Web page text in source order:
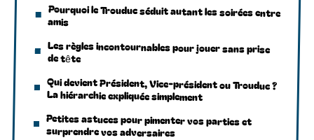
Pourquoi le Trouduc séduit autant les soirées entre
amis
Les règles incontournables pour jouer sans prise
de tête
Qui devient Président, Vice-président ou Trouduc ?
La hiérarchie expliquée simplement
Petites astuces pour pimenter vos parties et
surprendre vos adversaires